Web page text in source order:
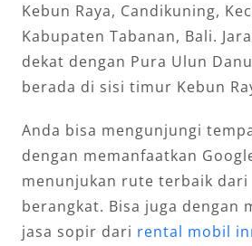
Kebun Raya, Candikuning,
Kabupaten Tabanan, Bali.
dekat dengan Pura Ulun
berada di sisi timur Kebun
Anda bisa mengunjungi
dengan memanfaatkan
menunjukan rute terbaik dari
berangkat. Bisa juga dengan
jasa sopir dari rental mobil